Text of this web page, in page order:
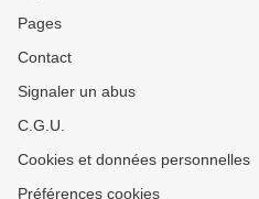
Pages
Contact
Signaler un abus
C.G.U.
Cookies et données personnelles
Préférences cookies